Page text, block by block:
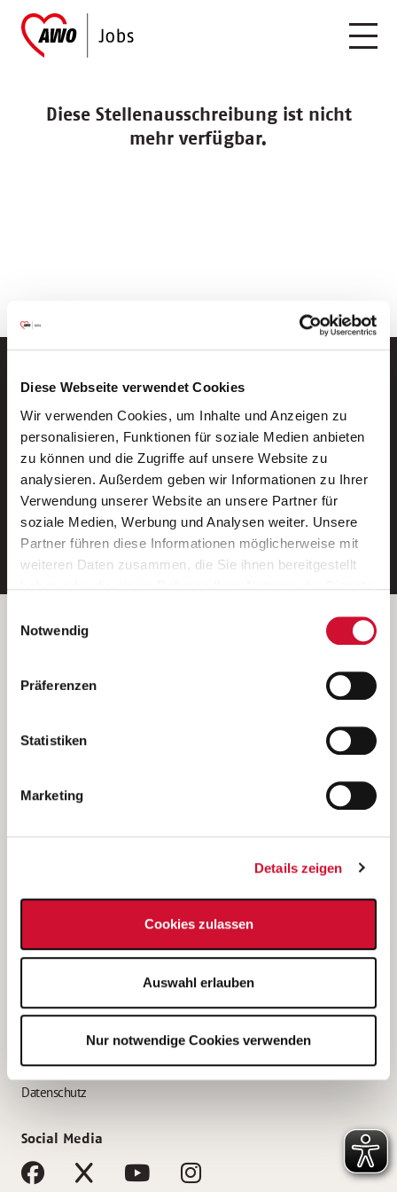
Diese Webseite verwendet Cookies
Wir verwenden Cookies, um Inhalte und Anzeigen zu
personalisieren, Funktionen für soziale Medien anbieten
zu können und die Zugriffe auf unsere Website zu
analysieren. Außerdem geben wir Informationen zu Ihrer
Verwendung unserer Website an unsere Partner für
soziale Medien, Werbung und Analysen weiter. Unsere
Partner führen diese Informationen möglicherweise mit
weiteren Daten zusammen, die Sie ihnen bereitgestellt
Wenn Sie auf „Cookies zulassen“ klicken, so stimmen
Sie der Speicherung sämtlicher Cookies zu. Sie können
Ihre Einwilligung selbstverständlich jederzeit widerrufen,
indem Sie die Cookie-Einstellungen aufrufen und diese
unsererDatenschutzerklärung
Notwendig
Präferenzen
Statistiken
Marketing
Details zeigen
Cookies zulassen
Auswahl erlauben
Nur notwendige Cookies verwenden
Diese Stellenausschreibung ist nicht
mehr verfügbar.
Neue Stellen per E-Mail.
Ein kostenloser Service von AWO
Jobs.
E-Mail-Adresse eintragen
Betreiber der Webseite
Kantstraße 45a
(Ein Tochterunternehmen des AWO Bezirksverbandes Unterfranken
e.V.)
Bewerbung als Altenpflegehelfer*in
Bewerbung als Erzieher*in
AWO Gliederungen nach Bundesland
Impressum
Datenschutz
Social Media